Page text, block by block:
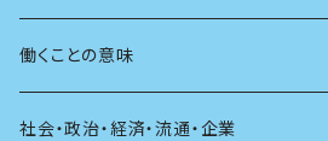
自伝・伝記
ファッション
建築
マガジン
その他
海外絵本
童話
その他
カウンセリング
人間関係
料理
育児
働くことの意味
仕事のヒント
社会・政治・経済・流通・企業